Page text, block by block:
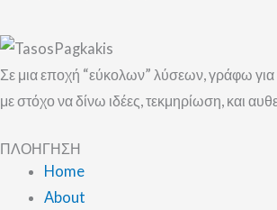
Σε μια εποχή “εύκολων” λύσεων, γράφω για
με στόχο να δίνω ιδέες, τεκμηρίωση, και
ΠΛΟΗΓΗΣΗ
Home
About